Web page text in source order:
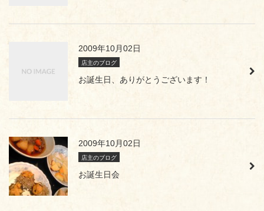
2009年10月02日
店主のブログ
お誕生日、ありがとうございます！
2009年10月02日
店主のブログ
お誕生日会